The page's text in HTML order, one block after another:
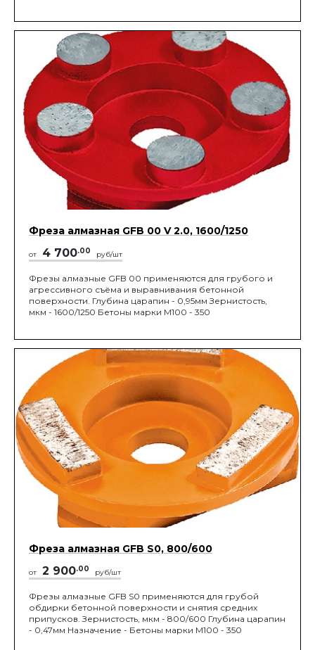
снятия фасок по бетону Ф 8 по низкой стоимости,
учитывая, что мы производим инструмент с
использованием новейших технологий и разработок.
Фреза алмазная GFB 00 V 2.0, 1600/1250
от 4 700.00 руб/шт
Фрезы алмазные GFB 00 применяются для грубого и
агрессивного съёма и выравнивания бетонной
поверхности. Глубина царапин - 0,95мм Зернистость,
мкм - 1600/1250 Бетоны марки М100 - 350
Фреза алмазная GFB S0, 800/600
от 2 900.00 руб/шт
Фрезы алмазные GFB S0 применяются для грубой
обдирки бетонной поверхности и снятия средних
припусков. Зернистость, мкм - 800/600 Глубина царапин
- 0,47мм Назначение - Бетоны марки М100 - 350